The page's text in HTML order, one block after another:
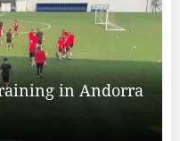
in Andorra